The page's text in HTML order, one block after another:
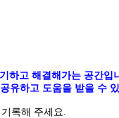
하고 해결해가는 공간입
유하고 도움을 받을 수
록해 주세요.